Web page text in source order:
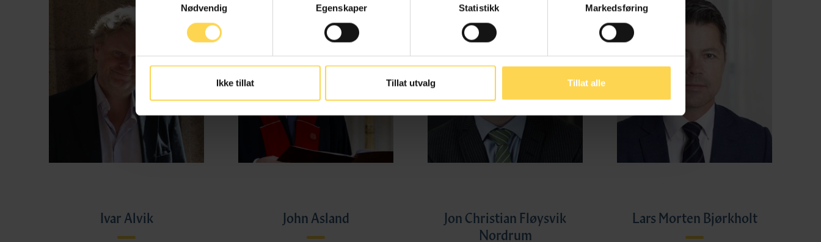
Nødvendig
Egenskaper Statistikk Markedsføring
Ikke tillat Tillat utvalg Tillat alle
Ivar Alvik John Asland
Jon Christian Fløysvik
Nordrum
Lars Morten Bjørkholt